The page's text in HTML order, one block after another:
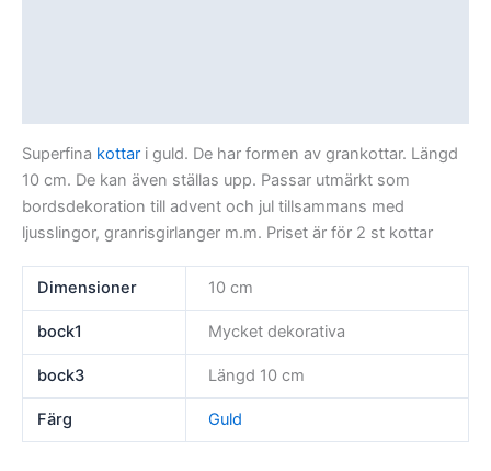
Superfina kottar i guld. De har formen av grankottar. Längd
10 cm. De kan även ställas upp. Passar utmärkt som
bordsdekoration till advent och jul tillsammans med
ljusslingor, granrisgirlanger m.m. Priset är för 2 st kottar
Dimensioner 10 cm
bock1 Mycket dekorativa
bock3 Längd 10 cm
Färg Guld